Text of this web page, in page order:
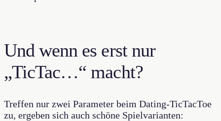
Und wenn es erst nur
„TicTac…“ macht?
Treffen nur zwei Parameter beim Dating-TicTacToe
zu, ergeben sich auch schöne Spielvarianten: